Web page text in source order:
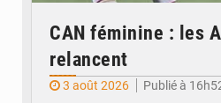
CAN féminine : les
relancent
3 août 2026
Publié à